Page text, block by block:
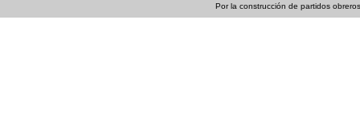
Por la construcción de partidos